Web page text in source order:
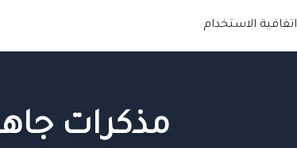
اتفافية الاستخدام
مذكرات